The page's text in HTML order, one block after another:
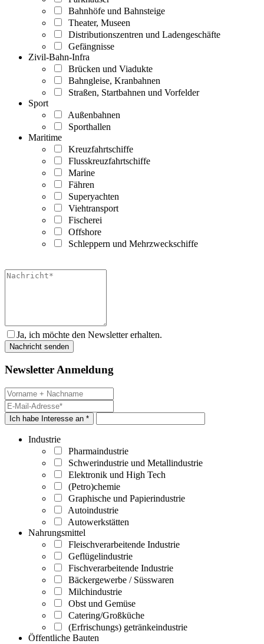
Bahnhöfe und Bahnsteige
Theater, Museen
Distributionszentren und Ladengeschäfte
Gefängnisse
Zivil-Bahn-Infra
Brücken und Viadukte
Bahngleise, Kranbahnen
Straßen, Startbahnen und Vorfelder
Sport
Außenbahnen
Sporthallen
Maritime
Kreuzfahrtschiffe
Flusskreuzfahrtschiffe
Marine
Fähren
Superyachten
Viehtransport
Fischerei
Offshore
Schleppern und Mehrzweckschiffe
Ja, ich möchte den Newsletter erhalten.
Newsletter Anmeldung
Ich habe Interesse an *
Industrie
Pharmaindustrie
Schwerindustrie und Metallindustrie
Elektronik und High Tech
(Petro)chemie
Graphische und Papierindustrie
Autoindustrie
Autowerkstätten
Nahrungsmittel
Fleischverarbeitende Industrie
Geflügelindustrie
Fischverarbeitende Industrie
Bäckergewerbe / Süsswaren
Milchindustrie
Obst und Gemüse
Catering/Großküche
(Erfrischungs) getränkeindustrie
Öffentliche Bauten